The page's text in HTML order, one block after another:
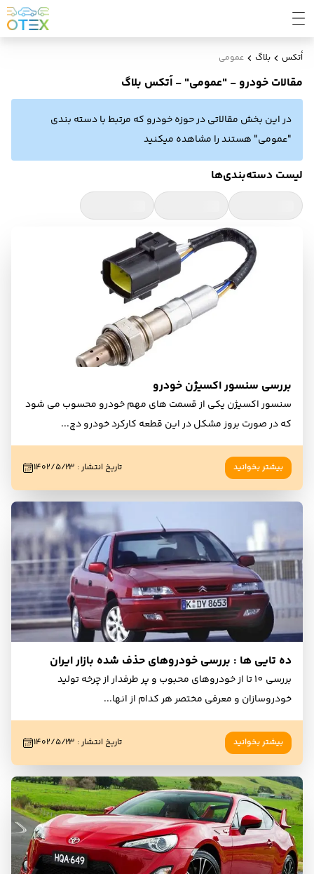
اُتکس بلاگ عمومی
مقالات خودرو - "عمومی" - اُتکس بلاگ
در این بخش مقالاتی در حوزه خودرو که مرتبط با دسته بندی
"عمومی" هستند را مشاهده میکنید
لیست دسته‌بندی‌ها
بررسی سنسور اکسیژن خودرو
سنسور اکسیژن یکی از قسمت های مهم خودرو محسوب می شود
که در صورت بروز مشکل در این قطعه کارکرد خودرو دچ...
بیشتر بخوانید تاریخ انتشار: ۱۴۰۲/۵/۲۳
ده تایی ها : بررسی خودروهای حذف شده بازار ایران
بررسی 10 تا از خودروهای محبوب و پر طرفدار از چرخه تولید
خودروسازان و معرفی مختصر هر کدام از انها...
بیشتر بخوانید تاریخ انتشار: ۱۴۰۲/۵/۲۳